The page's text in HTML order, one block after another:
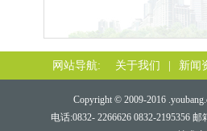
网站导航: 关于我们 新闻
Copyright © 2009-2016
电话:0832- 2266626 0832-2195356